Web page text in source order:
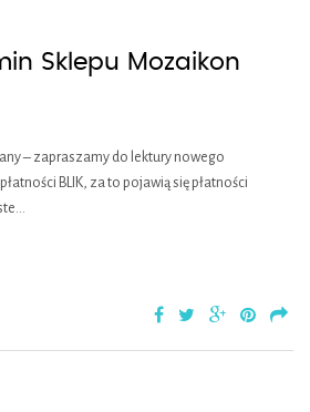
Sklepu Mozaikon
– zapraszamy do lektury nowego
BLIK, za to pojawią się płatności